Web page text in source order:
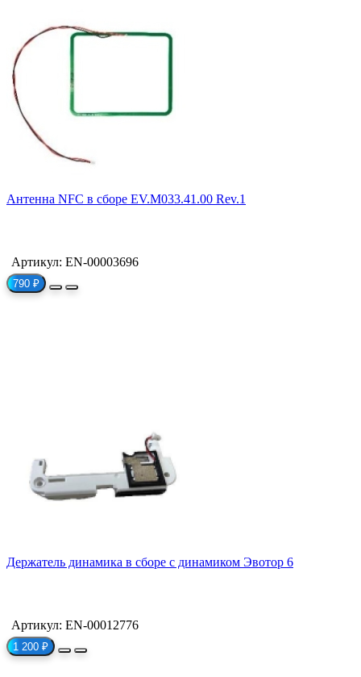
Антенна NFC в сборе EV.M033.41.00 Rev.1
Артикул: EN-00003696
790 ₽
Держатель динамика в сборе с динамиком Эвотор 6
Артикул: EN-00012776
1 200 ₽